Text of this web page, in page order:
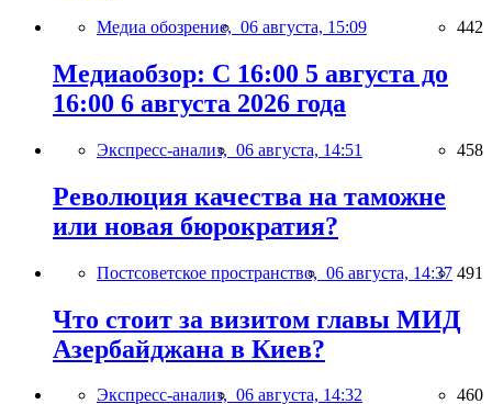
Медиа обозрение, 06 августа, 15:09 442
Медиаобзор: С 16:00 5 августа до
16:00 6 августа 2026 года
Экспресс-анализ, 06 августа, 14:51 458
Революция качества на таможне
или новая бюрократия?
Постсоветское пространство, 06 августа, 14:37 491
Что стоит за визитом главы МИД
Азербайджана в Киев?
Экспресс-анализ, 06 августа, 14:32 460